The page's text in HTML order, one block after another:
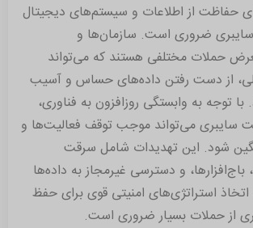
حفاظت از اطلاعات و سیستم‌های دیجیتال
سایبری ضروری است. سازمان‌ها و
حملات مختلفی هستند که می‌تواند
از دست رفتن داده‌های حساس و آسیب
با توجه به وابستگی روزافزون به فناوری،
سایبری می‌تواند موجب توقف فعالیت‌ها و
شود. این تهدیدات شامل سرقت
باج‌افزارها، و دسترسی غیرمجاز به داده‌ها
اتخاذ استراتژی‌های امنیتی قوی برای حفظ
از حملات بسیار ضروری است.